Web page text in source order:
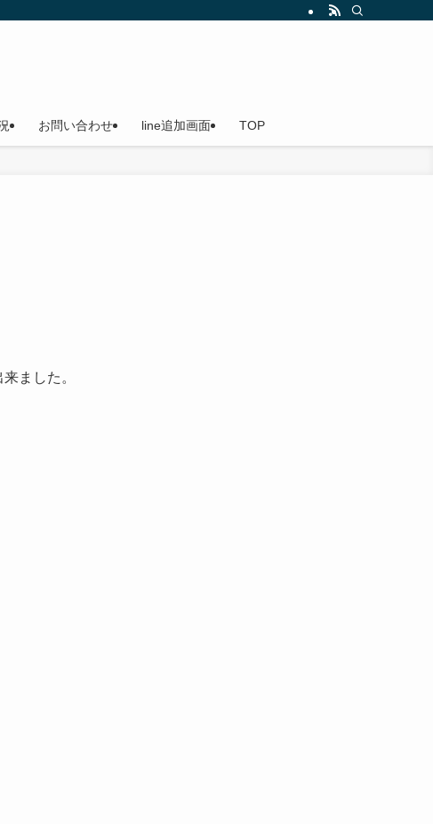
船（貸切船）なのでご家族やお友達を誘ってお越しください。小島漁港発
お問い合わせ line追加画面 TOP
ました。